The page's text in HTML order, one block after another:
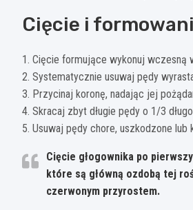
Cięcie i
1. Cięcie formujące wykonuj
2. Systematycznie usuwaj pędy
3. Przycinaj koronę, nadając jej
4. Skracaj zbyt długie pędy o 1/3
5. Usuwaj pędy chore, uszkodzone
Cięcie głogownika po
które są główną ozdobą tej
czerwonym przyrostem.